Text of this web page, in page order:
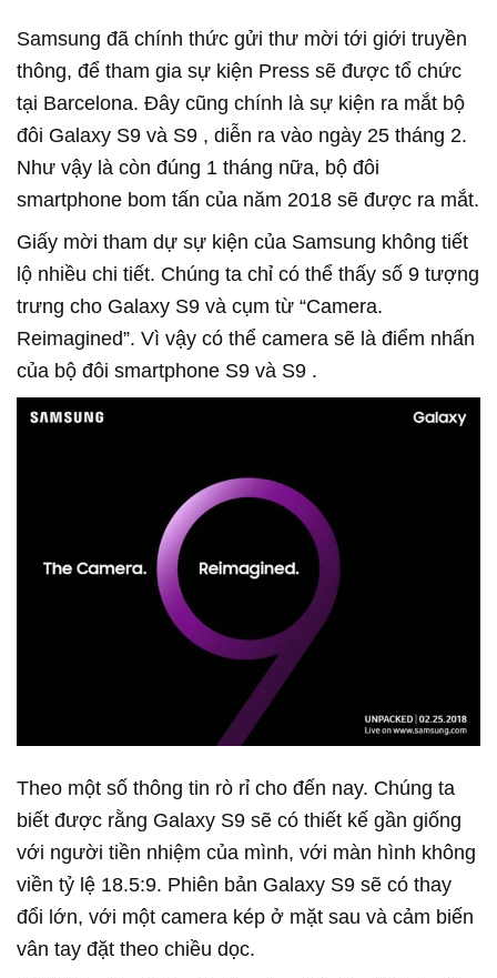
Samsung đã chính thức gửi thư mời tới giới truyền
thông, để tham gia sự kiện Press sẽ được tổ chức
tại Barcelona. Đây cũng chính là sự kiện ra mắt bộ
đôi Galaxy S9 và S9 , diễn ra vào ngày 25 tháng 2.
Như vậy là còn đúng 1 tháng nữa, bộ đôi
smartphone bom tấn của năm 2018 sẽ được ra mắt.
Giấy mời tham dự sự kiện của Samsung không tiết
lộ nhiều chi tiết. Chúng ta chỉ có thể thấy số 9 tượng
trưng cho Galaxy S9 và cụm từ “Camera.
Reimagined”. Vì vậy có thể camera sẽ là điểm nhấn
của bộ đôi smartphone S9 và S9 .
Theo một số thông tin rò rỉ cho đến nay. Chúng ta
biết được rằng Galaxy S9 sẽ có thiết kế gần giống
với người tiền nhiệm của mình, với màn hình không
viền tỷ lệ 18.5:9. Phiên bản Galaxy S9 sẽ có thay
đổi lớn, với một camera kép ở mặt sau và cảm biến
vân tay đặt theo chiều dọc.